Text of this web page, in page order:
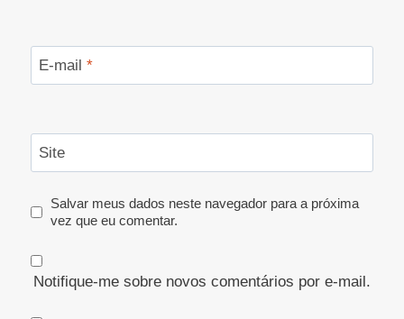
E-mail *
Site
Salvar meus dados neste navegador para a próxima
vez que eu comentar.
Notifique-me sobre novos comentários por e-mail.